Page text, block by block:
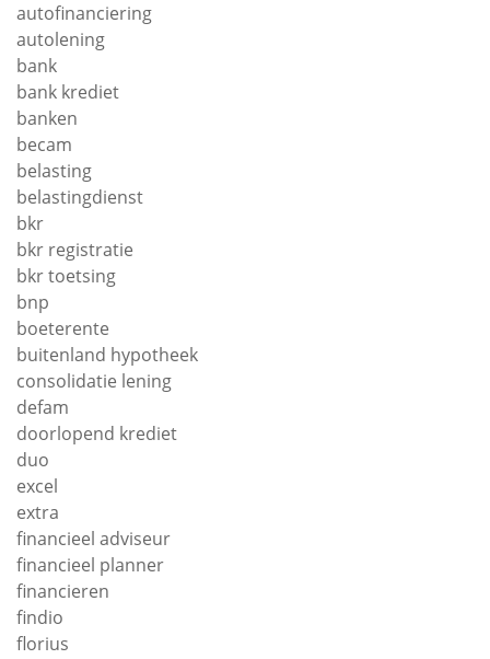
autofinanciering
autolening
bank
bank krediet
banken
becam
belasting
belastingdienst
bkr
bkr registratie
bkr toetsing
bnp
boeterente
buitenland hypotheek
consolidatie lening
defam
doorlopend krediet
duo
excel
extra
financieel adviseur
financieel planner
financieren
findio
florius